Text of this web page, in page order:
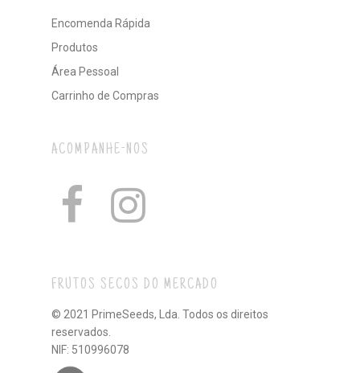
Encomenda Rápida
Produtos
Área Pessoal
Carrinho de Compras
ACOMPANHE-NOS
FRUTOS SECOS DO MERCADO
© 2021 PrimeSeeds, Lda. Todos os direitos
reservados.
NIF: 510996078